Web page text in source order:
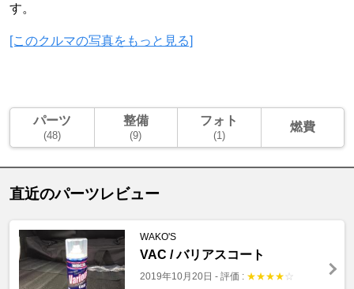
す。
[このクルマの写真をもっと見る]
パーツ
(48)
整備
(9)
フォト
(1)
燃費
直近のパーツレビュー
WAKO'S
VAC / バリアスコート
2019年10月20日 - 評価 : ★★★★ ☆